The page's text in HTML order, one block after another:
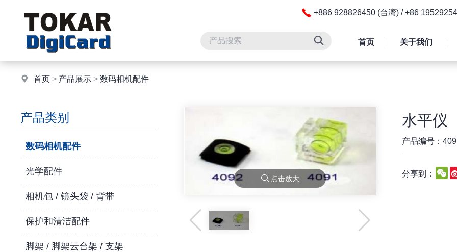
首页 关于我们
+886 928826450 (台湾) / +86
首页 > 产品展示 >数码相机配件
产品类别
数码相机配件
光学配件
相机包 / 镜头袋 / 背带
保护和清洁配件
脚架 / 脚架云台架 / 支架
点击放大
水平仪
产品编号：
分享到：